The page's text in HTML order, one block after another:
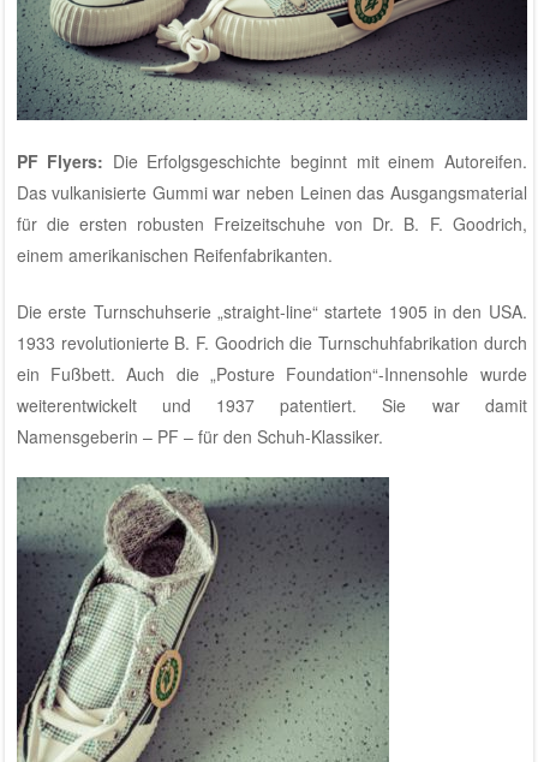
PF Flyers: Die Erfolgsgeschichte beginnt mit einem Autoreifen.
Das vulkanisierte Gummi war neben Leinen das Ausgangsmaterial
für die ersten robusten Freizeitschuhe von Dr. B. F. Goodrich,
einem amerikanischen Reifenfabrikanten.
Die erste Turnschuhserie „straight-line“ startete 1905 in den USA.
1933 revolutionierte B. F. Goodrich die Turnschuhfabrikation durch
ein Fußbett. Auch die „Posture Foundation“-Innensohle wurde
weiterentwickelt und 1937 patentiert. Sie war damit
Namensgeberin – PF – für den Schuh-Klassiker.